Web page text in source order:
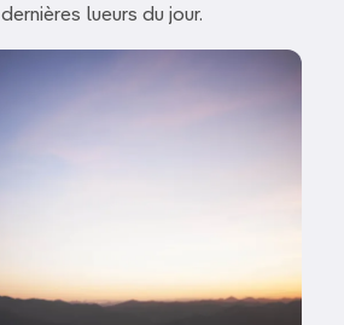
lueurs du jour.